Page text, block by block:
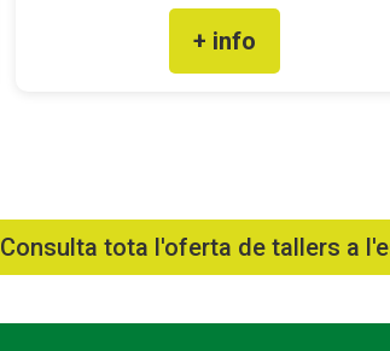
+ info
Consulta tota l'oferta de tallers a